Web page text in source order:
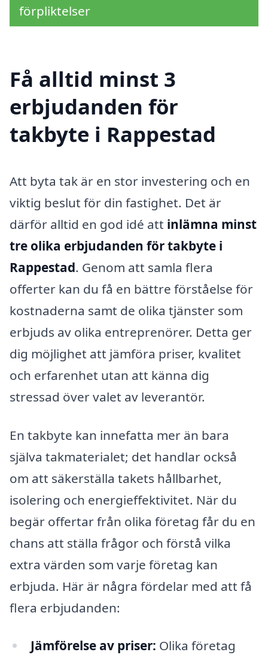
förpliktelser
Få alltid minst 3
erbjudanden för
takbyte i Rappestad
Att byta tak är en stor investering och en
viktig beslut för din fastighet. Det är
därför alltid en god idé att inlämna minst
tre olika erbjudanden för takbyte i
Rappestad. Genom att samla flera
offerter kan du få en bättre förståelse för
kostnaderna samt de olika tjänster som
erbjuds av olika entreprenörer. Detta ger
dig möjlighet att jämföra priser, kvalitet
och erfarenhet utan att känna dig
stressad över valet av leverantör.
En takbyte kan innefatta mer än bara
själva takmaterialet; det handlar också
om att säkerställa takets hållbarhet,
isolering och energieffektivitet. När du
begär offertar från olika företag får du en
chans att ställa frågor och förstå vilka
extra värden som varje företag kan
erbjuda. Här är några fördelar med att få
flera erbjudanden:
Jämförelse av priser: Olika företag